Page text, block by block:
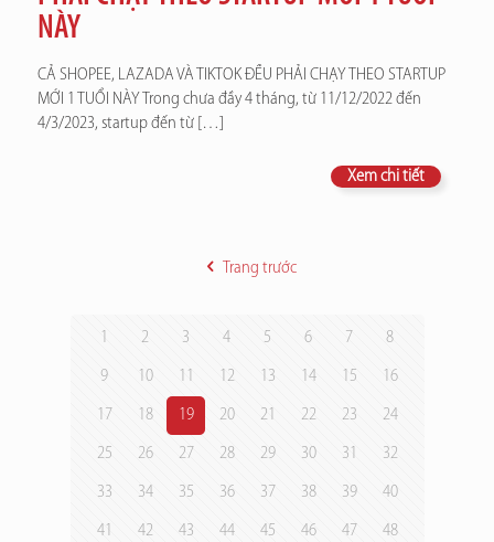
NÀY
CẢ SHOPEE, LAZADA VÀ TIKTOK ĐỀU PHẢI CHẠY THEO STARTUP
MỚI 1 TUỔI NÀY Trong chưa đầy 4 tháng, từ 11/12/2022 đến
4/3/2023, startup đến từ[…]
Xem chi tiết
Trang trước
1 2 3 4 5 6 7 8
9 10 11 12 13 14 15 16
17 18 19 20 21 22 23 24
25 26 27 28 29 30 31 32
33 34 35 36 37 38 39 40
41 42 43 44 45 46 47 48